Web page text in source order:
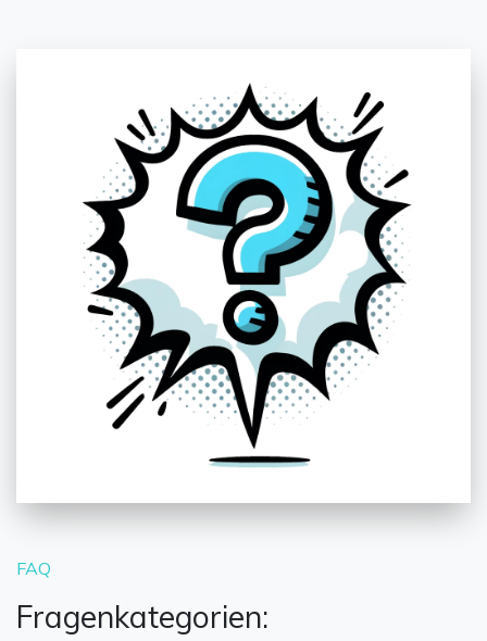
FAQ
Fragenkategorien: